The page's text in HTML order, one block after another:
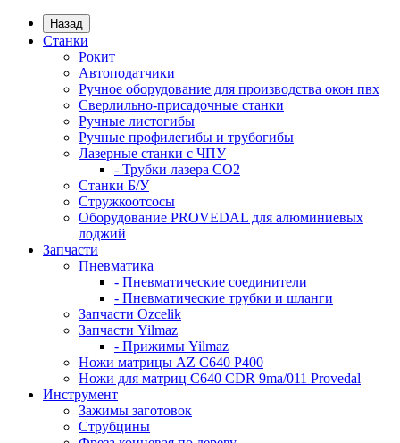
Назад
Станки
Рокит
Автоподатчики
Ручное оборудование для производства окон пвх
Сверлильно-присадочные станки
Ручные листогибы
Ручные профилегибы и трубогибы
Лазерные станки с ЧПУ
- Трубки лазера CO2
Станки Б/У
Стружкоотсосы
Оборудование PROVEDAL для алюминиевых
лоджий
Запчасти
Пневматика
- Пневматические соединители
- Пневматические трубки и шланги
Запчасти Ozcelik
Запчасти Yilmaz
- Прижимы Yilmaz
Ножи матрицы AZ C640 P400
Ножи для матриц C640 CDR 9ma/011 Provedal
Инструмент
Зажимы заготовок
Струбцины